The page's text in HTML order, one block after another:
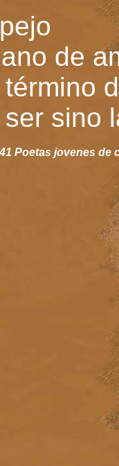
de
sino
41 Poetas jovenes de